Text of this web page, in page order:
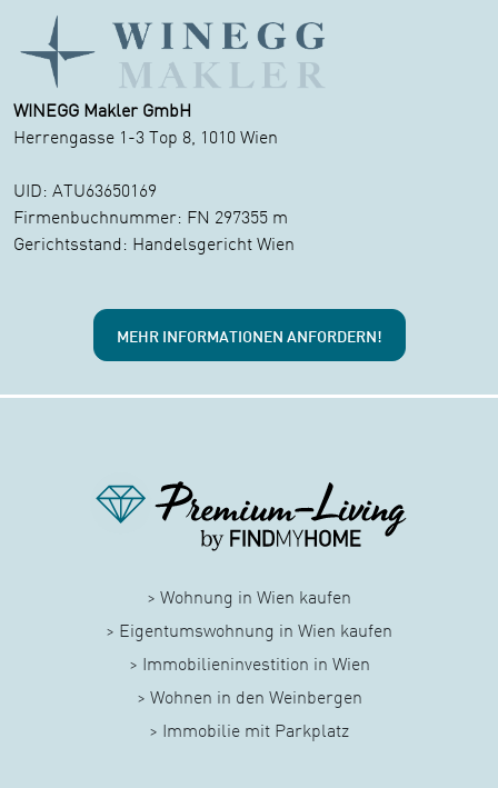
WINEGG Makler GmbH
Herrengasse 1-3 Top 8, 1010 Wien
UID: ATU63650169
Firmenbuchnummer: FN 297355 m
Gerichtsstand: Handelsgericht Wien
MEHR INFORMATIONEN ANFORDERN!
> Wohnung in Wien kaufen
> Eigentumswohnung in Wien kaufen
> Immobilieninvestition in Wien
> Wohnen in den Weinbergen
> Immobilie mit Parkplatz